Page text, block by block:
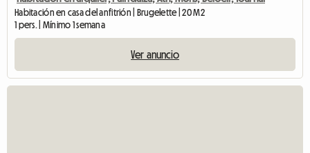
Habitación en casa del anfitrión | Brugelette | 20 M2
1 pers. | Mínimo 1 semana
Ver anuncio